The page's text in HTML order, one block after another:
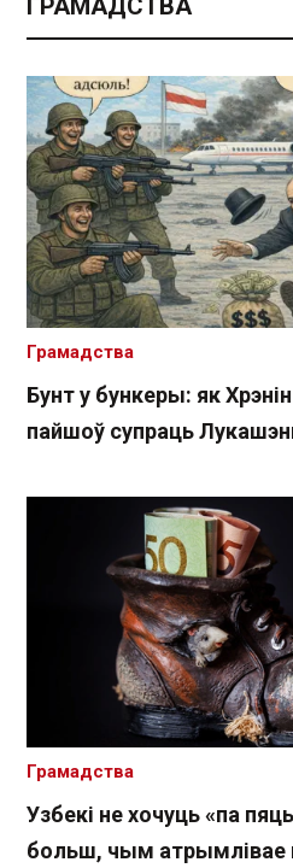
ГРАМАДСТВА
Бунт у бункеры: як
пайшоў супраць
Грамадства
Узбекі не хочуць «па
больш, чым атрымлівае
Грамадства